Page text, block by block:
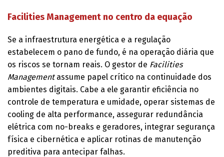
Facilities Management no centro da equação
Se a infraestrutura energética e a regulação
estabelecem o pano de fundo, é na operação diária que
os riscos se tornam reais. O gestor de Facilities
Managementassume papel crítico na continuidade dos
ambientes digitais. Cabe a ele garantir eficiência no
controle de temperatura e umidade, operar sistemas de
cooling de alta performance, assegurar redundância
elétrica com no-breaks e geradores, integrar segurança
física e cibernética e aplicar rotinas de manutenção
preditiva para antecipar falhas.